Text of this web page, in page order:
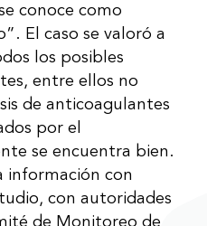
conoce como
El caso se valoró a
los posibles
entre ellos no
de anticoagulantes
por el
se encuentra bien.
información con
con autoridades
de Monitoreo de